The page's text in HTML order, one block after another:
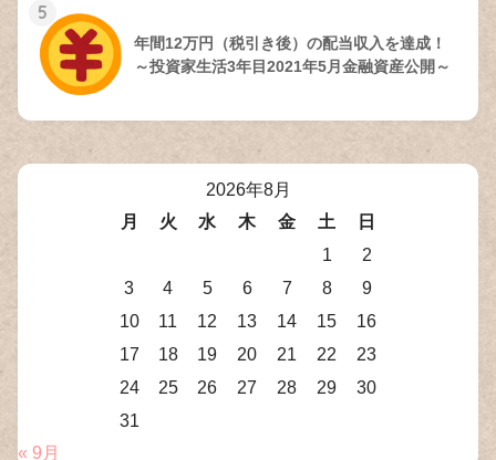
5
年間12万円（税引き後）の配当収入を達成！
～投資家生活3年目2021年5月金融資産公開～
2026年8月
月
火 水 木 金 土
日
1
2
3
4 5 6 7 8
9
10
11 12 13 14 15
16
17
18 19 20 21 22
23
24
25 26 27 28 29
30
31
« 9月